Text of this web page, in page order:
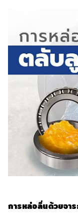
การหล่อลื่นด้วยจาร